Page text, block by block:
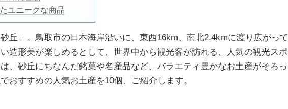
ユニークな商品
丘」。鳥取市の日本海岸沿いに、東西16km、南北2.4kmに渡り広がっ
造形美が楽しめるとして、世界中から観光客が訪れる、人気の観光スポ
、砂丘にちなんだ銘菓や名産品など、バラエティ豊かなお土産がそろ
おすすめの人気お土産を10個、ご紹介します。